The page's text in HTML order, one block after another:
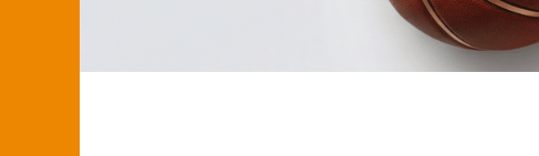
Rudy Gobert, deuxième Français élu
meilleur défenseur d’une saison NBA